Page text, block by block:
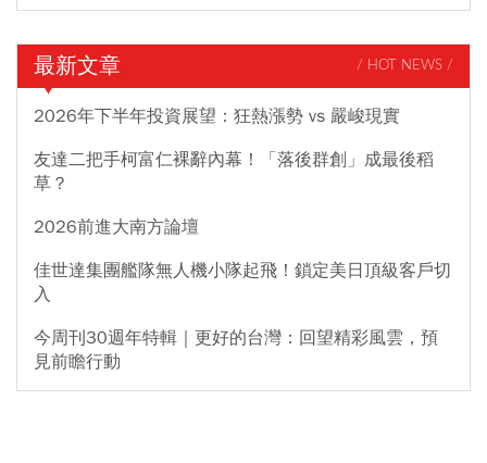
最新文章 / HOT NEWS /
2026年下半年投資展望：狂熱漲勢 vs 嚴峻現實
友達二把手柯富仁裸辭內幕！「落後群創」成最後稻
草？
2026前進大南方論壇
佳世達集團艦隊無人機小隊起飛！鎖定美日頂級客戶切
入
今周刊30週年特輯｜更好的台灣：回望精彩風雲，預
見前瞻行動